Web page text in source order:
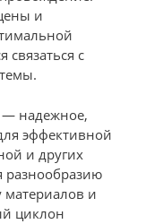
и
с
надежное,
эффективной
и других
разнообразию
материалов и
циклон